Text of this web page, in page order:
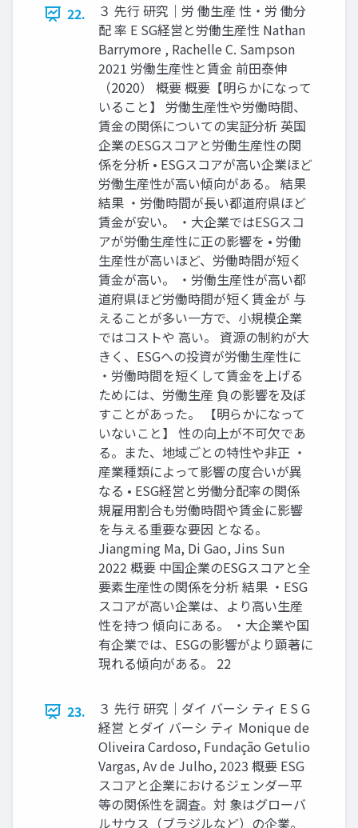
22.
３ 先行 研究｜労 働生産 性・労 働分
配 率 E SG経営と労働生産性 Nathan
Barrymore , Rachelle C. Sampson
2021 労働生産性と賃金 前田泰伸
（2020） 概要 概要【明らかになって
いること】 労働生産性や労働時間、
賃金の関係についての実証分析 英国
企業のESGスコアと労働生産性の関
係を分析 • ESGスコアが高い企業ほど
労働生産性が高い傾向がある。 結果
結果 ・労働時間が長い都道府県ほど
賃金が安い。 ・大企業ではESGスコ
アが労働生産性に正の影響を • 労働
生産性が高いほど、労働時間が短く
賃金が高い。 ・労働生産性が高い都
道府県ほど労働時間が短く賃金が 与
えることが多い一方で、小規模企業
ではコストや 高い。 資源の制約が大
きく、ESGへの投資が労働生産性に
・労働時間を短くして賃金を上げる
ためには、労働生産 負の影響を及ぼ
すことがあった。 【明らかになって
いないこと】 性の向上が不可欠であ
る。また、地域ごとの特性や非正 ・
産業種類によって影響の度合いが異
なる • ESG経営と労働分配率の関係
規雇用割合も労働時間や賃金に影響
を与える重要な要因 となる。
Jiangming Ma, Di Gao, Jins Sun
2022 概要 中国企業のESGスコアと全
要素生産性の関係を分析 結果 ・ESG
スコアが高い企業は、より高い生産
性を持つ 傾向にある。 ・大企業や国
有企業では、ESGの影響がより顕著に
現れる傾向がある。 22
23.
３ 先行 研究｜ダイ バーシ ティ E S G
経営 とダイ バーシ ティ Monique de
Oliveira Cardoso, Fundação Getulio
Vargas, Av de Julho, 2023 概要 ESG
スコアと企業におけるジェンダー平
等の関係性を調査。対 象はグローバ
ルサウス（ブラジルなど）の企業。